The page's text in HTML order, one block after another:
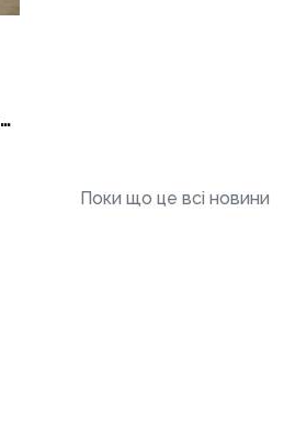
Поки що це всі новини